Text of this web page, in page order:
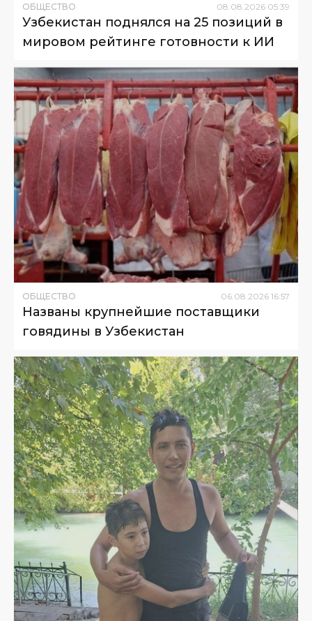
ОБЩЕСТВО 08 08 2026 05:39
Узбекистан поднялся на 25 позиций в
мировом рейтинге готовности к ИИ
ОБЩЕСТВО 06 08 2026 16:57
Названы крупнейшие поставщики
говядины в Узбекистан